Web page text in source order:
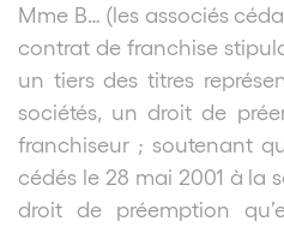
Mme B… (les associés
contrat de franchise
un tiers des titres
sociétés, un droit de
franchiseur ; soutenant
cédés le 28 mai 2001 à la
droit de préemption